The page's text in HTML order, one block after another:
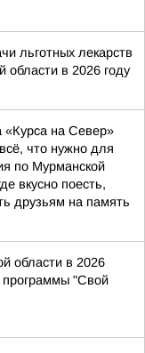
льготных лекарств
области в 2026 году
на Север»
что нужно для
по Мурманской
вкусно поесть,
друзьям на память
области в 2026
программы "Свой